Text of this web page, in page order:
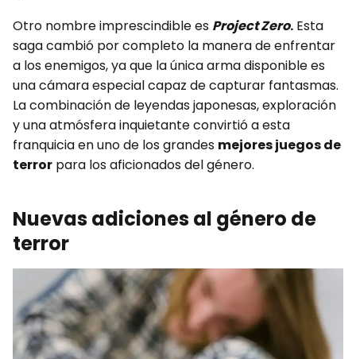
Otro nombre imprescindible es Project Zero. Esta
saga cambió por completo la manera de enfrentar
a los enemigos, ya que la única arma disponible es
una cámara especial capaz de capturar fantasmas.
La combinación de leyendas japonesas, exploración
y una atmósfera inquietante convirtió a esta
franquicia en uno de los grandes mejores juegos de
terror para los aficionados del género.
Nuevas adiciones al género de
terror